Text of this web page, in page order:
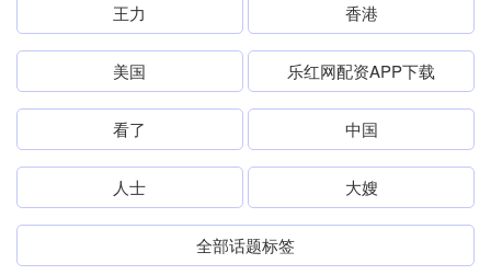
王力 香港
美国 乐红网配资APP下载
看了 中国
人士 大嫂
全部话题标签